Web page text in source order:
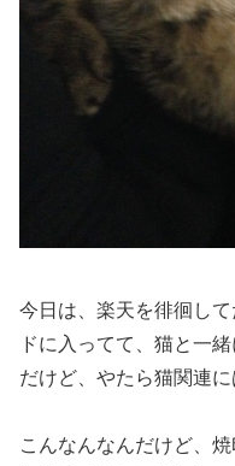
今日は、楽天を徘徊し
ドに入ってて、猫と一
だけど、やたら猫関連
こんなんなんだけど、